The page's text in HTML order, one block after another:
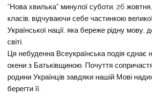
“Нова хвилька” минулої суботи, 26
класів, відчуваючи себе частинкою
Української нації, яка береже рідну
світі.
Ця небуденна Всеукраїнська подія єднає
окени з Батьківщиною. Почуття
родини Українців завдяки нашій Мові
берегти її.